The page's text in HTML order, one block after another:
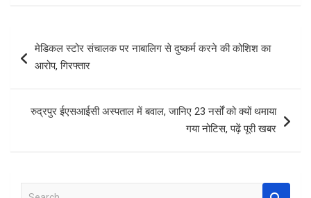
ce
o
k
tt
er
at
A
p
er
es
t
ar
navigation
मेडिकल स्टोर संचालक पर नाबालिग से दुष्कर्म करने की कोशिश का
आरोप, गिरफ्तार
रुद्रपुर ईएसआईसी अस्पताल में बवाल, जानिए 23 नर्सों को क्यों थमाया
गया नोटिस, पढ़ें पूरी खबर